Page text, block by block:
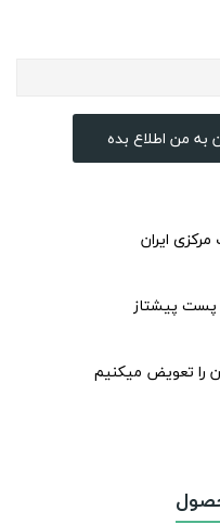
من اطلاع بده
ایران
پست پیشتاز
را تعویض میکنیم